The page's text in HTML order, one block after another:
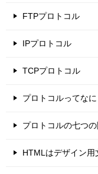
FTPプロトコル
IPプロトコル
TCPプロトコル
プロトコルってなに
プロトコルの七つ
HTMLはデザイン用